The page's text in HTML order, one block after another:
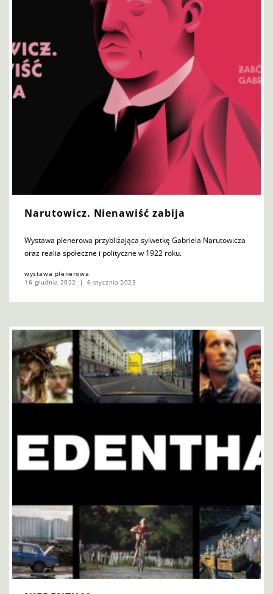
Narutowicz. Nienawiść zabija
Wystawa plenerowa przybliżająca sylwetkę Gabriela Narutowicza
oraz realia społeczne i polityczne w 1922 roku.
wystawa plenerowa
16 grudnia 2022
6 stycznia 2023